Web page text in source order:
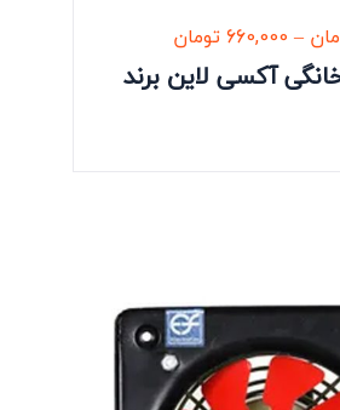
–
660,000تومان
آکسی لاین برند